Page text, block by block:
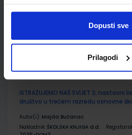
Dopusti sve
Prilagodi
7035-DOM
CIJENA:
ŠIFRA OMOTA:500239
Omot
ISTRAŽUJEMO NAŠ SVIJET 3; nastavni
društvo u trećem razredu osnovne
Autor(i): Majda Bučanac
Nakladnik: ŠKOLSKA KNJIGA d.d.